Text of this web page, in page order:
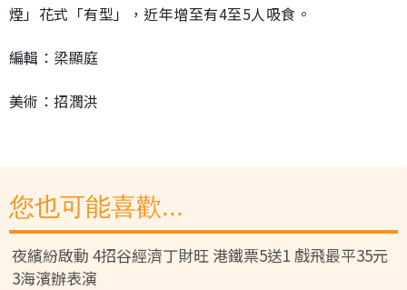
煙」花式「有型」，近年增至有4至5人吸食。
編輯：梁顯庭
美術：招潤洪
您也可能喜歡...
夜繽紛啟動 4招谷經濟丁財旺 港鐵票5送1 戲飛最平35元
3海濱辦表演